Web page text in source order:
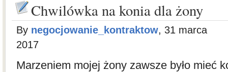
Chwilówka na konia dla żony
By negocjowanie_kontraktow, 31 marca
2017
Marzeniem mojej żony zawsze było mieć